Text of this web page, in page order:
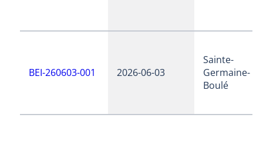
BEI-260603-001 2026-06-03
Sainte-
Germaine-
Boulé